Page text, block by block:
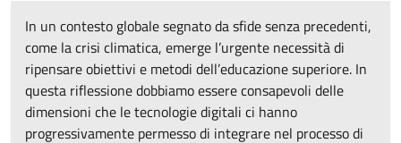
In un contesto globale segnato da sfide senza precedenti,
come la crisi climatica, emerge l’urgente necessità di
ripensare obiettivi e metodi dell’educazione superiore. In
questa riflessione dobbiamo essere consapevoli delle
dimensioni che le tecnologie digitali ci hanno
progressivamente permesso di integrare nel processo di